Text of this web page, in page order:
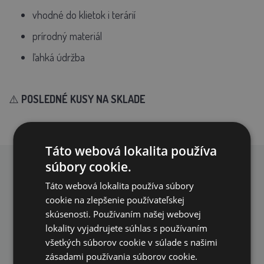
vhodné do klietok i terárií
prírodný materiál
ľahká údržba
⚠️ POSLEDNÉ KUSY NA SKLADE
PREČO NAKUPOVAŤ U NÁS?
Táto webová lokalita používa
súbory cookie.
Táto webová lokalita používa súbory
cookie na zlepšenie používateľskej
skúsenosti. Používaním našej webovej
lokality vyjadrujete súhlas s používaním
všetkých súborov cookie v súlade s našimi
zásadami používania súborov cookie.